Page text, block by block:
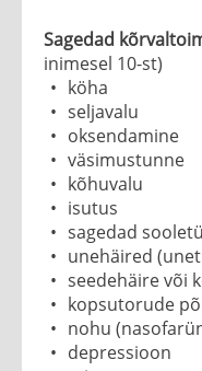
Sagedad
inimesel 10-st)
köha
seljavalu
oksendamine
väsimustunne
kõhuvalu
isutus
sagedad
unehäired
seedehäire või
kopsutorude
nohu
depressioon